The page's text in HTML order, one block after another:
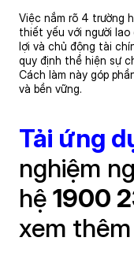
Việc nắm rõ 4 trường
thiết yếu với người lao
lợi và chủ động tài
quy định thể hiện sự
Cách làm này góp
và bền vững.
Tải ứng
nghiệm
hệ 1900
xem